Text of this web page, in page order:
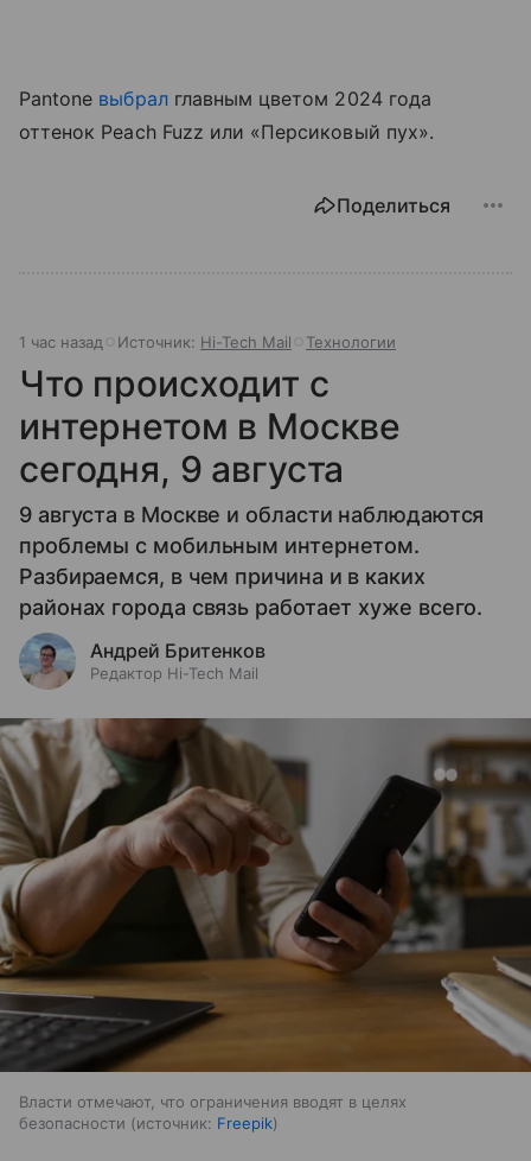
Pantone выбрал главным цветом 2024 года
оттенок Peach Fuzz или «Персиковый пух».
Поделиться
1 час назад Источник: Hi-Tech Mail Технологии
Что происходит с
интернетом в Москве
сегодня, 9 августа
9 августа в Москве и области наблюдаются
проблемы с мобильным интернетом.
Разбираемся, в чем причина и в каких
районах города связь работает хуже всего.
Андрей Бритенков
Редактор Hi-Tech Mail
Власти отмечают, что ограничения вводят в целях
безопасности
источник: Freepik